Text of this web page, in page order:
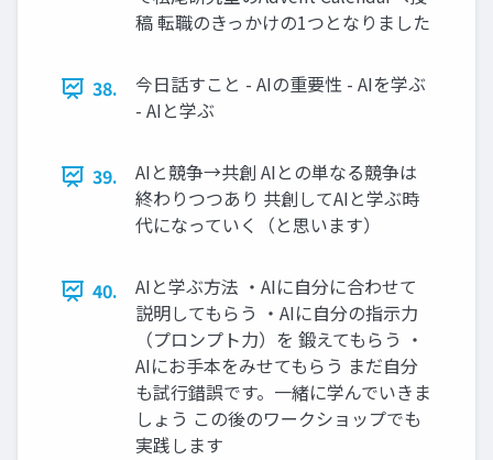
稿 転職のきっかけの1つとなりました
38.
今日話すこと - AIの重要性 - AIを学ぶ
- AIと学ぶ
39.
AIと競争→共創 AIとの単なる競争は
終わりつつあり 共創してAIと学ぶ時
代になっていく（と思います）
40.
AIと学ぶ方法 ・AIに自分に合わせて
説明してもらう ・AIに自分の指示力
（プロンプト力）を 鍛えてもらう ・
AIにお手本をみせてもらう まだ自分
も試行錯誤です。一緒に学んでいきま
しょう この後のワークショップでも
実践します